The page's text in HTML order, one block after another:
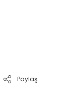
Paylaş